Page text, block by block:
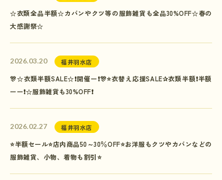
☆衣類全品半額☆カバンやクツ等の服飾雑貨も全品30%OFF☆春の
大感謝祭☆
2026.03.20 福井羽水店
🎊☆衣類半額SALE☆❗️開催ー❗️🎊⭐衣替え応援SALE✰衣類半額❗️半額
ーー❗️☆服飾雑貨も30%OFF❗
2026.02.27 福井羽水店
⭐半額セール⭐店内商品50～30％OFF⭐お洋服もクツやカバンなどの
服飾雑貨、小物、着物も割引⭐